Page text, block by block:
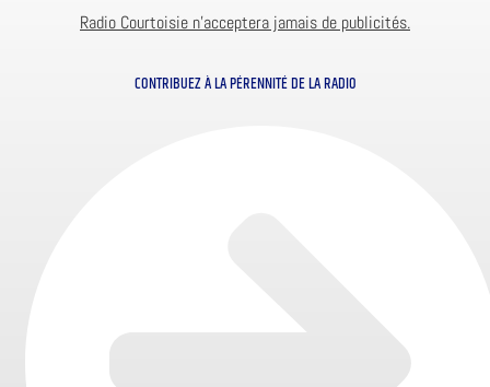
Radio Courtoisie n’acceptera jamais de publicités.
CONTRIBUEZ À LA PÉRENNITÉ DE LA RADIO